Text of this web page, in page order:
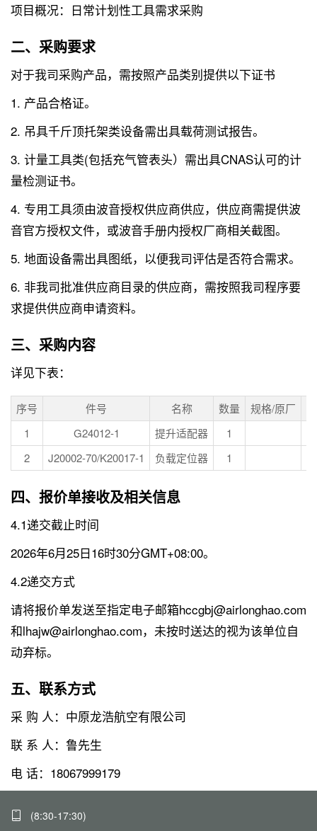
项目概况：日常计划性工具需求采购
二、采购要求
对于我司采购产品，需按照产品类别提供以下证书
1. 产品合格证。
2. 吊具千斤顶托架类设备需出具载荷测试报告。
3. 计量工具类(包括充气管表头）需出具CNAS认可的计
量检测证书。
4. 专用工具须由波音授权供应商供应，供应商需提供波
音官方授权文件，或波音手册内授权厂商相关截图。
5. 地面设备需出具图纸，以便我司评估是否符合需求。
6. 非我司批准供应商目录的供应商，需按照我司程序要
求提供供应商申请资料。
三、采购内容
详见下表：
序号 件号 名称 数量 规格/原厂
1
G24012-1 提升适配器 1
2
J20002-70/K20017-1 负载定位器 1
四、报价单接收及相关信息
4.1递交截止时间
2026年6月25日16时30分GMT+08:00。
4.2递交方式
请将报价单发送至指定电子邮箱hccgbj@airlonghao.com
和lhajw@airlonghao.com，未按时送达的视为该单位自
动弃标。
五、联系方式
采 购 人：中原龙浩航空有限公司
联 系 人：鲁先生
电 话：18067999179
(8:30-17:30)